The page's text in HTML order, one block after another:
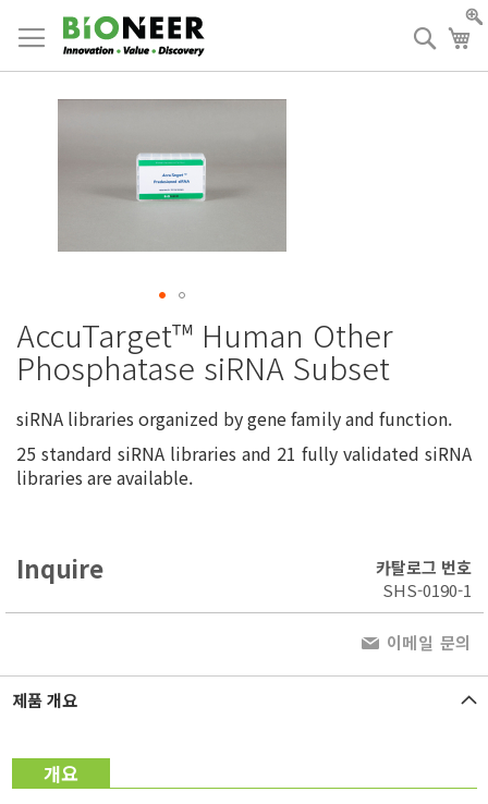
to
Content
검
색
AccuTarget™ Human Other
Phosphatase siRNA Subset
siRNA libraries organized by gene family and function.
25 standard siRNA libraries and 21 fully validated siRNA
libraries are available.
Inquire
카탈로그 번호
SHS-0190-1
이메일 문의
제품 개요
개요